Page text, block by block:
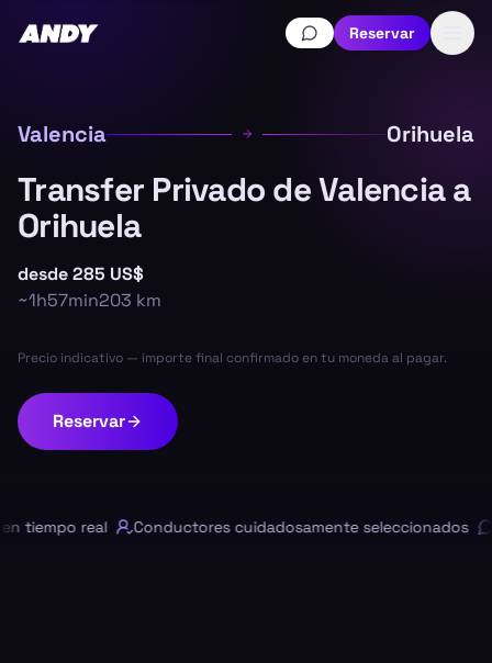
Reservar
Valencia Orihuela
Transfer Privado de Valencia a
Orihuela
desde285 US$
~1h57min203 km
Precio indicativo — importe final confirmado en tu moneda al pagar.
Reservar
tiempo real Conductores cuidadosamente seleccionados